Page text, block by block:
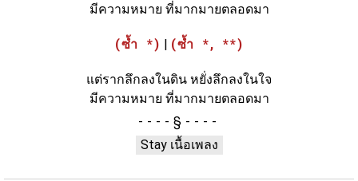
มีความหมาย ที่มากมายตลอดมา
(ซ้ำ *) | (ซ้ำ *, **)
แต่รากลึกลงในดิน หยั่งลึกลงในใจ
มีความหมาย ที่มากมายตลอดมา
§
Stay เนื้อเพลง